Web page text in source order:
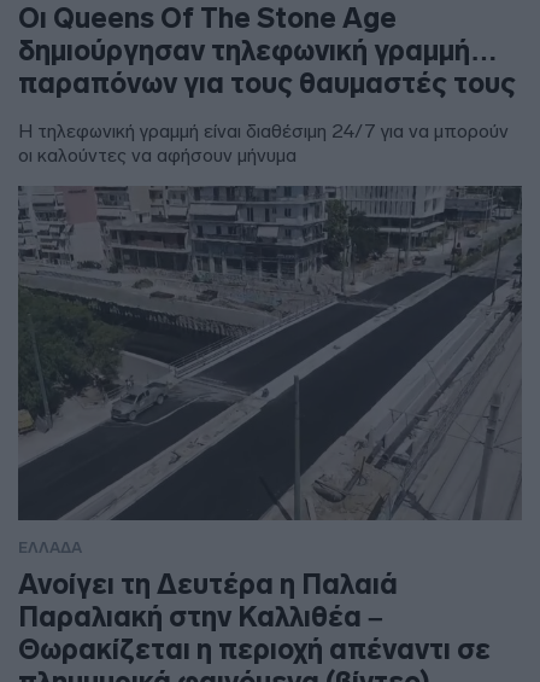
Οι Queens Of The Stone Age
δημιούργησαν τηλεφωνική γραμμή…
παραπόνων για τους θαυμαστές τους
Η τηλεφωνική γραμμή είναι διαθέσιμη 24/7 για να μπορούν
οι καλούντες να αφήσουν μήνυμα
ΕΛΛΑΔΑ
Ανοίγει τη Δευτέρα η Παλαιά
Παραλιακή στην Καλλιθέα –
Θωρακίζεται η περιοχή απέναντι σε